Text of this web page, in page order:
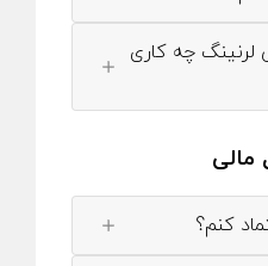
لرنینگ چه کاری
مالی